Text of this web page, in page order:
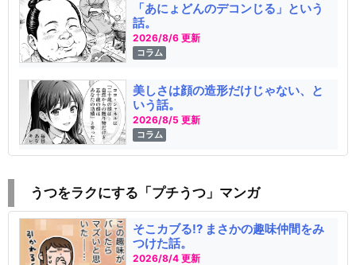
「あにょどんのデコンじる」という
話。
2026/8/6 更新
コラム
美しさは顔の造形だけじゃない、と
いう話。
2026/8/5 更新
コラム
うつをラクにする「プチうつ」マンガ
そこカブる!? まさかの趣味仲間をみ
つけた話。
2026/8/4 更新